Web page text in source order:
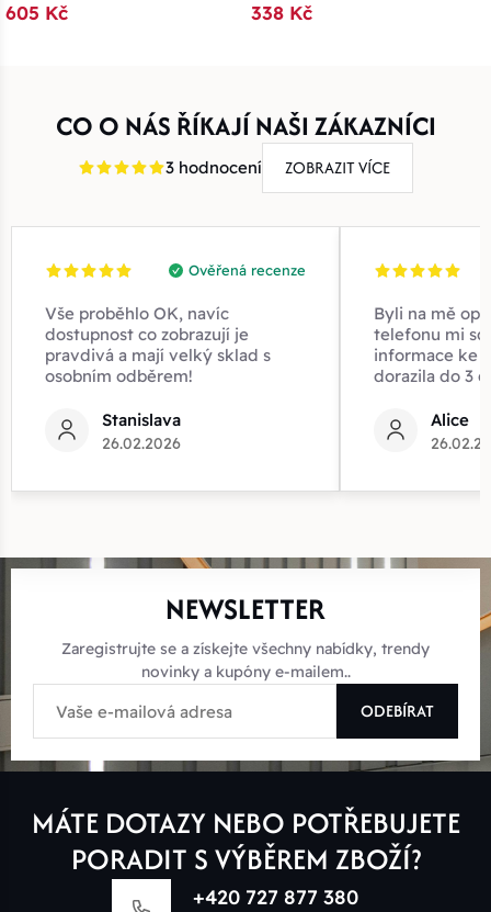
605 Kč 338 Kč
CO O NÁS ŘÍKAJÍ NAŠI ZÁKAZNÍCI
3 hodnocení ZOBRAZIT VÍCE
Ověřená recenze
Vše proběhlo OK, navíc
dostupnost co zobrazují je
pravdivá a mají velký sklad s
osobním odběrem!
Stanislava
26.02.2026
Byli na mě
telefonu mi
informace ke
dorazila do 3
Alice
NEWSLETTER
Zaregistrujte se a získejte všechny nabídky, trendy
novinky a kupóny e-mailem..
ODEBÍRAT
MÁTE DOTAZY NEBO POTŘEBUJETE
PORADIT S VÝBĚREM ZBOŽÍ?
+420 727 877 380